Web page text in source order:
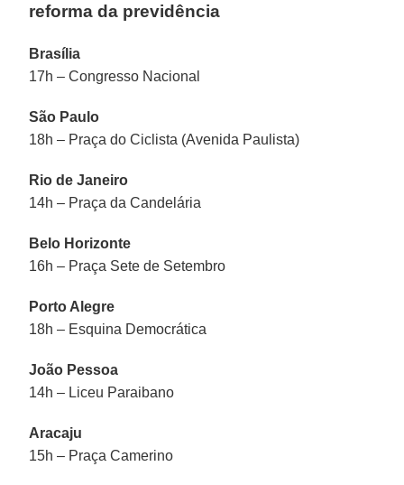
reforma da previdência
Brasília
17h – Congresso Nacional
São Paulo
18h – Praça do Ciclista (Avenida Paulista)
Rio de Janeiro
14h – Praça da Candelária
Belo Horizonte
16h – Praça Sete de Setembro
Porto Alegre
18h – Esquina Democrática
João Pessoa
14h – Liceu Paraibano
Aracaju
15h – Praça Camerino